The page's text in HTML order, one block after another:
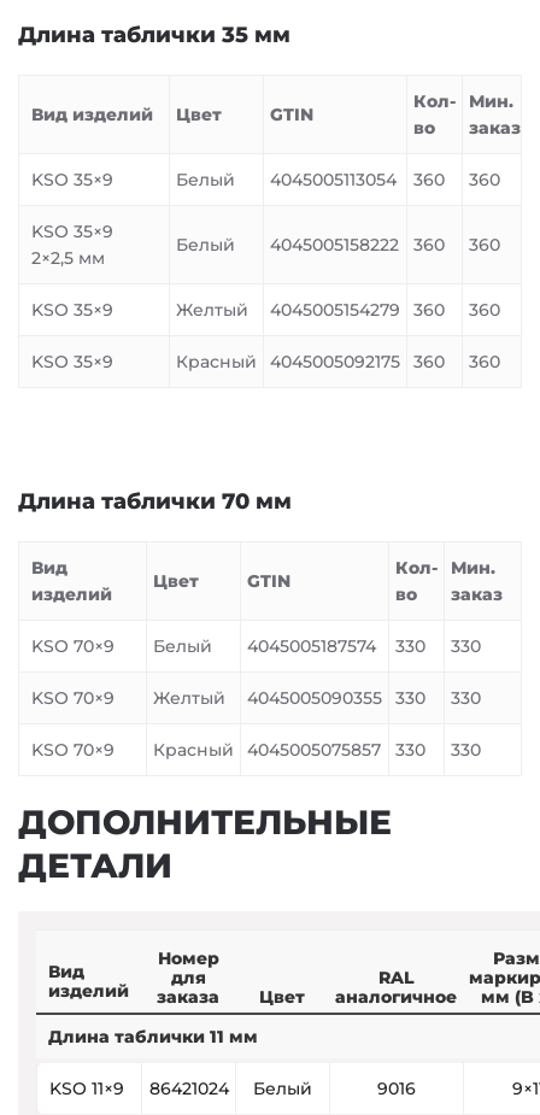
Длина таблички 35 мм
Вид изделий Цвет GTIN
Кол-
во
Мин.
заказ
KSO 35×9 Белый 4045005113054 360 360
KSO 35×9
2×2,5 мм
Белый 4045005158222 360 360
KSO 35×9 Желтый 4045005154279 360 360
KSO 35×9 Красный 4045005092175 360 360
Длина таблички 70 мм
Вид
изделий
Цвет GTIN
Кол-
во
Мин.
заказ
KSO 70×9 Белый 4045005187574 330 330
KSO 70×9 Желтый 4045005090355 330 330
KSO 70×9 Красный 4045005075857 330 330
ДОПОЛНИТЕЛЬНЫЕ
ДЕТАЛИ
Вид
изделий
Номер
для
заказа
Цвет
RAL
аналогичное
мм (B
Длина таблички 11 мм
KSO 11×9 86421024 Белый 9016